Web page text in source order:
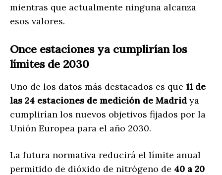
mientras que actualmente ninguna alcanza
esos valores.
Once estaciones ya cumplirían los
límites de 2030
Uno de los datos más destacados es que 11 de
las 24 estaciones de medición de Madrid ya
cumplirían los nuevos objetivos fijados por la
Unión Europea para el año 2030.
La futura normativa reducirá el límite anual
permitido de dióxido de nitrógeno de 40 a 20